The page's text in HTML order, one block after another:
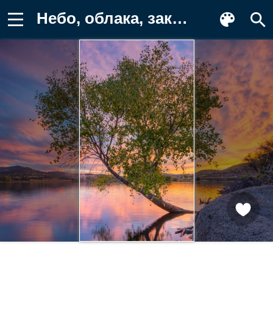
Небо, облака, закат Обои на телефон